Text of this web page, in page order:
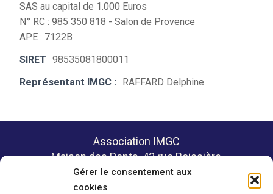
Gérer le consentement aux
cookies
SAS au capital de 1.000 Euros
N° RC : 985 350 818 - Salon de Provence
APE : 7122B
SIRET 98535081800011
Représentant IMGC : RAFFARD Delphine
Association IMGC
Maison des Ponts, 42 rue Boissière
75116 PARIS